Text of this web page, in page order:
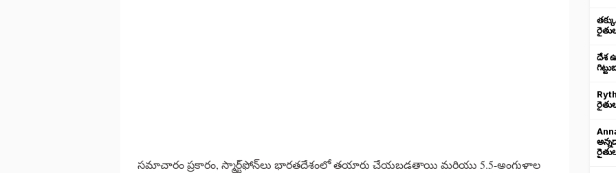
సమాచారం ప్రకారం, స్మార్ట్‌ఫోన్‌లు భారతదేశంలో తయారు చేయబడతాయి మరియు 5.5-అంగుళాల
దేశ